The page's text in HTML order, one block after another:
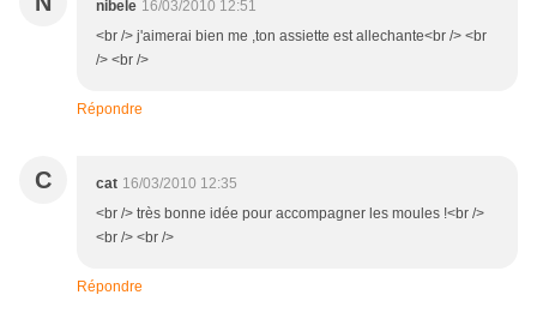
nibele 16/03/2010 12:51
<br /> j'aimerai bien me ,ton assiette est allechante<br /> <br
/> <br />
Répondre
C cat 16/03/2010 12:35
<br /> très bonne idée pour accompagner les moules !<br />
<br /> <br />
Répondre